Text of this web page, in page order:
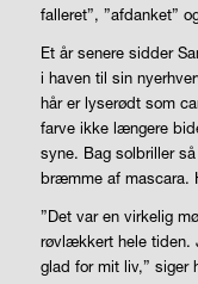
falleret”, ”afdanket”
Et år senere sidder
i haven til sin
hår er lyserødt som
farve ikke længere
syne. Bag solbriller
bræmme af mascara.
”Det var en virkelig
røvlækkert hele tiden.
glad for mit liv,” siger